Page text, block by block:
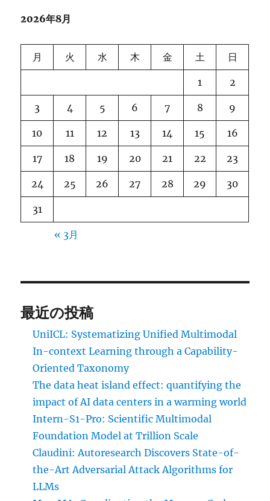
2026年8月
月 火 水 木 金 土 日
1 2
3 4 5 6 7 8 9
10 11 12 13 14 15 16
17 18 19 20 21 22 23
24 25 26 27 28 29 30
31
« 3月
最近の投稿
UniICL: Systematizing Unified Multimodal
In-context Learning through a Capability-
Oriented Taxonomy
The data heat island effect: quantifying the
impact of AI data centers in a warming world
Intern-S1-Pro: Scientific Multimodal
Foundation Model at Trillion Scale
Claudini: Autoresearch Discovers State-of-
the-Art Adversarial Attack Algorithms for
LLMs